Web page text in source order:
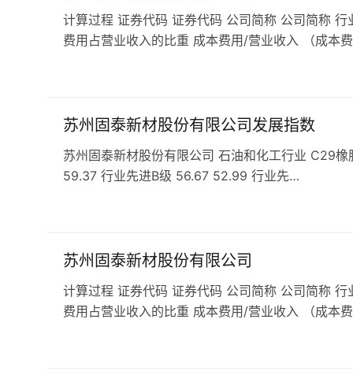
计算过程 证券代码 证券代码 公司简称 公司简称
费用占营业收入的比重 成本费用/营业收入 （成本
苏州固泰新材股份有限公司发展指数
苏州固泰新材股份有限公司 石油和化工行业 C29
59.37 行业先进B级 56.67 52.99 行业先…
苏州固泰新材股份有限公司
计算过程 证券代码 证券代码 公司简称 公司简称
费用占营业收入的比重 成本费用/营业收入 （成本